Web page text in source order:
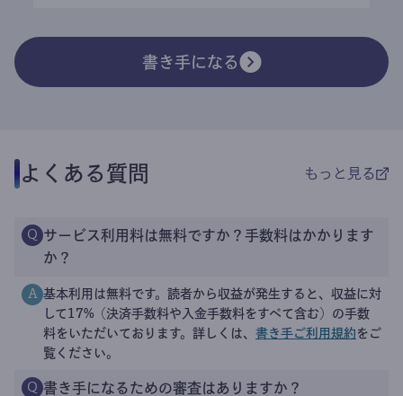
書き手になる
よくある質問 もっと見る
Q サービス利用料は無料ですか？手数料はかかります
か？
A 基本利用は無料です。読者から収益が発生すると、収益に対
して17%（決済手数料や入金手数料をすべて含む）の手数
料をいただいております。詳しくは、 書き手ご利用規約 をご
覧ください。
Q 書き手になるための審査はありますか？